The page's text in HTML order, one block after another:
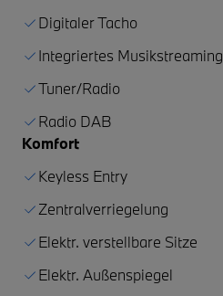
Digitaler Tacho
Integriertes Musikstreaming
Tuner/Radio
Radio DAB
Komfort
Keyless Entry
Zentralverriegelung
Elektr. verstellbare Sitze
Elektr. Außenspiegel